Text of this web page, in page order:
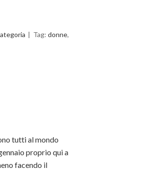
Tag: donne,
tutti al mondo
proprio qui a
facendo il